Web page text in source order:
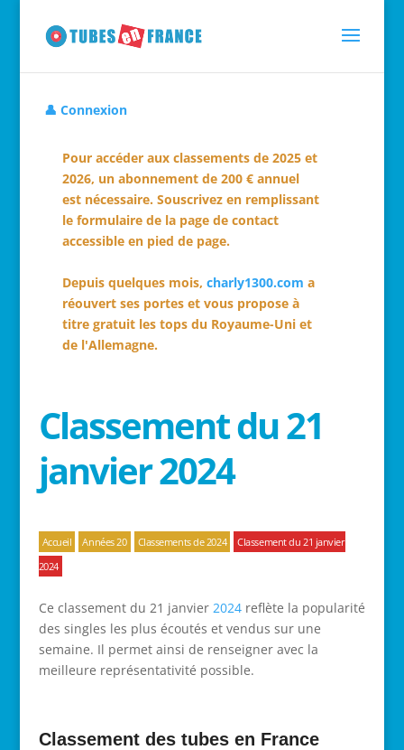
👤 Connexion
Pour accéder aux classements de 2025 et
2026, un abonnement de 200 € annuel
est nécessaire. Souscrivez en remplissant
le formulaire de la page de contact
accessible en pied de page.
Depuis quelques mois, charly1300.com a
réouvert ses portes et vous propose à
titre gratuit les tops du Royaume-Uni et
de l'Allemagne.
Classement du 21
janvier 2024
Accueil Années 20 Classements de 2024
Classement du 21 janvier
2024
Ce classement du 21 janvier 2024reflète la popularité
des singles les plus écoutés et vendus sur une
semaine. Il permet ainsi de renseigner avec la
meilleure représentativité possible.
Classement des tubes en France